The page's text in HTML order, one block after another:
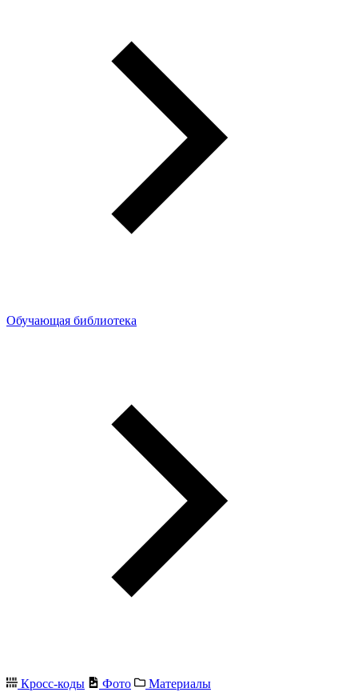
Обучающая библиотека
Кросс-коды Фото Материалы